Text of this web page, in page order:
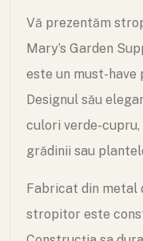
Vă prezentăm
Mary’s Garden
este un must-
Designul său
culori verde-cupru,
grădinii sau
Fabricat din metal
stropitor este